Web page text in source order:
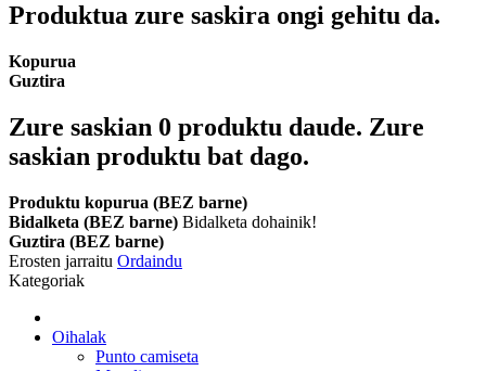
Produktua zure saskira ongi gehitu da.
Kopurua
Guztira
Zure saskian 0 produktu daude. Zure
saskian produktu bat dago.
Produktu kopurua (BEZ barne)
Bidalketa (BEZ barne) Bidalketa dohainik!
Guztira (BEZ barne)
Erosten jarraitu Ordaindu
Kategoriak
Oihalak
Punto camiseta